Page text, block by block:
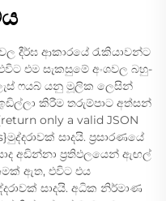
දීර්ඝ ආකාරයේ රැකියාවන්ට
එම සැකසුමේ අංශවල බහු-
ෆයබ් යනු මූලික ලෙසින්
කිරීම තරුම්පාට අත්සන්
only a valid JSON
සාදයි. ප්‍රසාරණයේ
අඩින්නා ප්‍රතිඵලයෙන් ඇඟල්
ඇත, එවිට එය
සාදයි. අධික නිර්මාණ